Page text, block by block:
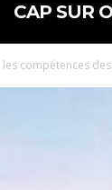
CAP SUR
compétences